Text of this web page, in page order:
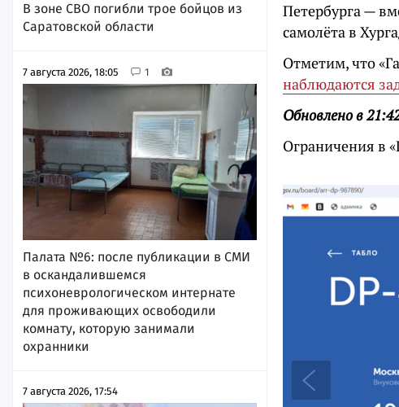
В зоне СВО погибли трое бойцов из
Саратовской области
7 августа 2026, 18:05 1
Палата №6: после публикации в СМИ
в оскандалившемся
психоневрологическом интернате
для проживающих освободили
комнату, которую занимали
охранники
7 августа 2026, 17:54
Петербурга —
самолёта в
Отметим, что
наблюдаются
Обновлено в
Ограничения в